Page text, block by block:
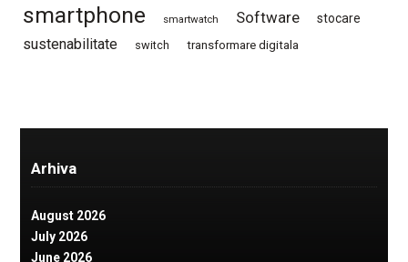
smartphone smartwatch Software stocare
sustenabilitate switch transformare digitala
Arhiva
August 2026
July 2026
June 2026